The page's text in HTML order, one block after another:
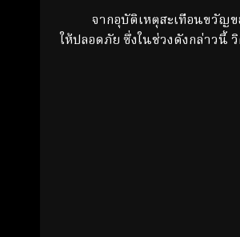
จากอุบัติเหตุสะเทือนขวัญของ
ให้ปลอดภัย ซึ่งในช่วงดังกล่าวนี้